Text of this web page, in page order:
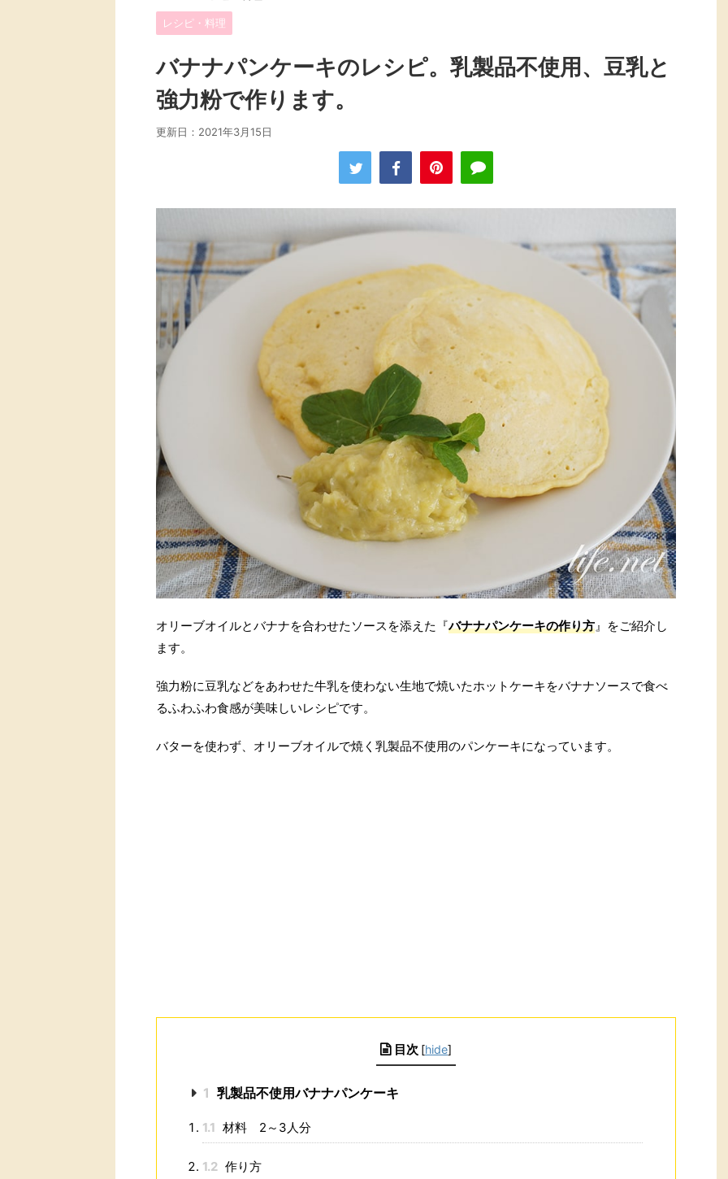
レシピ・料理
バナナパンケーキのレシピ。乳製品不使用、豆乳と
強力粉で作ります。
更新日： 2021年3月15日
オリーブオイルとバナナを合わせたソースを添えた『バナナパンケーキの作り方 』をご紹介し
ます。
強力粉に豆乳などをあわせた牛乳を使わない生地で焼いたホットケーキをバナナソースで食べ
るふわふわ食感が美味しいレシピです。
バターを使わず、オリーブオイルで焼く乳製品不使用のパンケーキになっています。
目次 [hide]
1 乳製品不使用バナナパンケーキ
1.1 材料 2～3人分
1.2 作り方